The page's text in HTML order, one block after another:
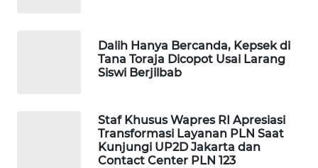
Dalih Hanya Bercanda, Kepsek di
Tana Toraja Dicopot Usai Larang
Siswi Berjilbab
Staf Khusus Wapres RI Apresiasi
Transformasi Layanan PLN Saat
Kunjungi UP2D Jakarta dan
Contact Center PLN 123